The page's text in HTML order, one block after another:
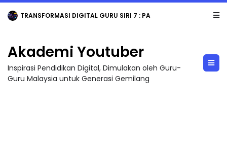
TRANSFORMASI DIGITAL GURU SIRI 7 : PAHLAWAN DIGITAL PENYELAMAT DUNIA
Akademi Youtuber
Inspirasi Pendidikan Digital, Dimulakan oleh Guru-
Guru Malaysia untuk Generasi Gemilang